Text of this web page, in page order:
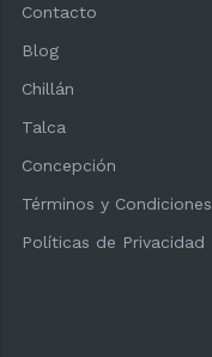
Contacto
Blog
Chillán
Talca
Concepción
Términos y Condiciones
Políticas de Privacidad